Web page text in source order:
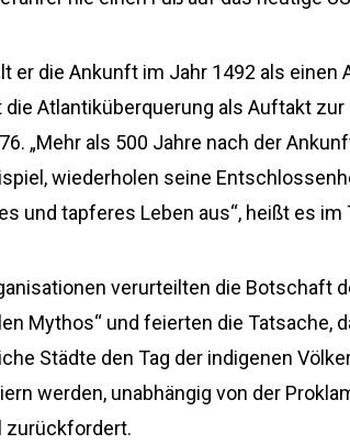
er die Ankunft im Jahr 1492 als einen
die Atlantiküberquerung als Auftakt
„Mehr als 500 Jahre nach der
wiederholen seine
und tapferes Leben aus“, heißt es im
verurteilten die Botschaft
Mythos“ und feierten die Tatsache,
Städte den Tag der indigenen
werden, unabhängig von der
zurückfordert.